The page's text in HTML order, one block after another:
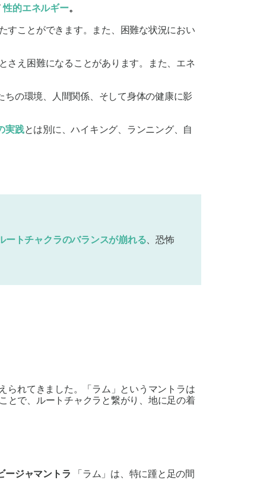
性的エネルギー。
すことができます。また、困難な状況におい
さえ困難になることがあります。また、 エネ
ちの環境、人間関係、そして身体の健康に影
実践とは別に、ハイキング、ランニング、自
ートチャクラのバランスが崩れる、恐怖
られてきました。「ラム」というマントラは
とで、ルートチャクラと繋がり、地に足の着
ージャマントラ 「ラム」は、特に踵と足の間